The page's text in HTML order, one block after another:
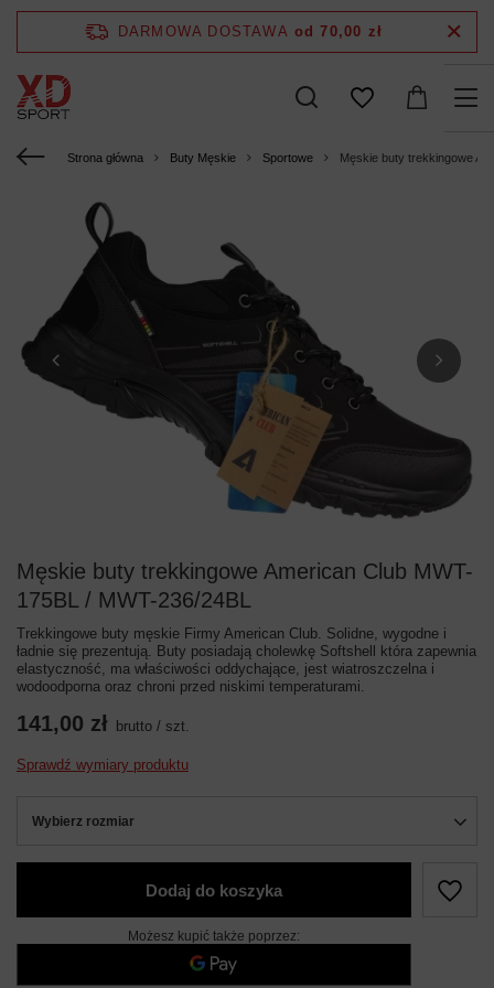
DARMOWA DOSTAWA od 70,00 zł
Strona główna Buty Męskie Sportowe Męskie buty trekkingowe
Męskie buty trekkingowe American Club MWT-
175BL / MWT-236/24BL
Trekkingowe buty męskie Firmy American Club. Solidne, wygodne i
ładnie się prezentują. Buty posiadają cholewkę Softshell która zapewnia
elastyczność, ma właściwości oddychające, jest wiatroszczelna i
wodoodporna oraz chroni przed niskimi temperaturami.
141,00 zł brutto / szt.
Sprawdź wymiary produktu
Wybierz rozmiar
Dodaj do koszyka
Możesz kupić także poprzez: